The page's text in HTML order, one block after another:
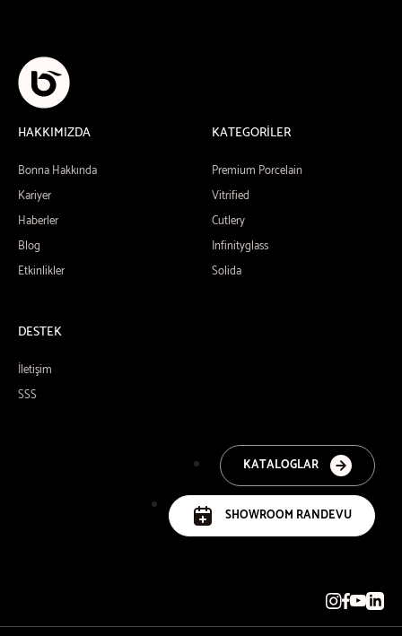
HAKKIMIZDA
Bonna Hakkında
Kariyer
Haberler
Blog
Etkinlikler
KATEGORİLER
Premium Porcelain
Vitrified
Cutlery
Infinityglass
Solida
DESTEK
İletişim
SSS
KATALOGLAR
SHOWROOM RANDEVU